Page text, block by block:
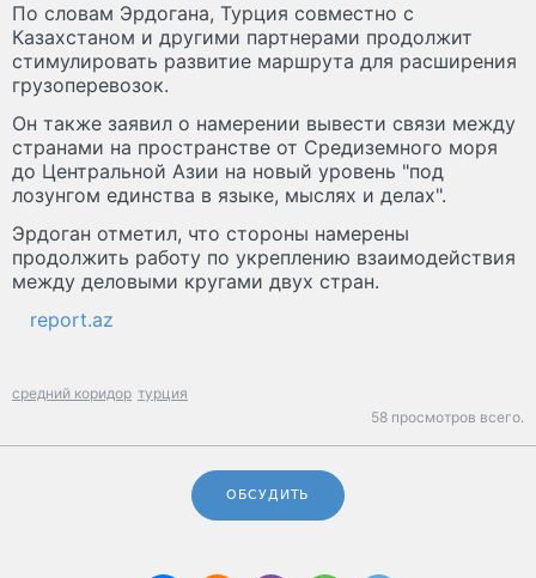
По словам Эрдогана, Турция совместно с
Казахстаном и другими партнерами продолжит
стимулировать развитие маршрута для расширения
грузоперевозок.
Он также заявил о намерении вывести связи между
странами на пространстве от Средиземного моря
до Центральной Азии на новый уровень "под
лозунгом единства в языке, мыслях и делах".
Эрдоган отметил, что стороны намерены
продолжить работу по укреплению взаимодействия
между деловыми кругами двух стран.
report.az
средний коридор турция
58 просмотров всего.
ОБСУДИТЬ